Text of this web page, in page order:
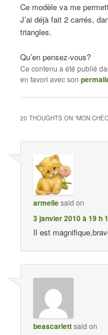
Ce modèle va me
J’ai déjà fait 2 carrés,
triangles.
Qu’en pensez-vous?
Ce contenu a été publié
en favori avec son
20 THOUGHTS ON “MON
armellesaid on
3 janvier 2010 à 19 h
Il est
beascarlettsaid on